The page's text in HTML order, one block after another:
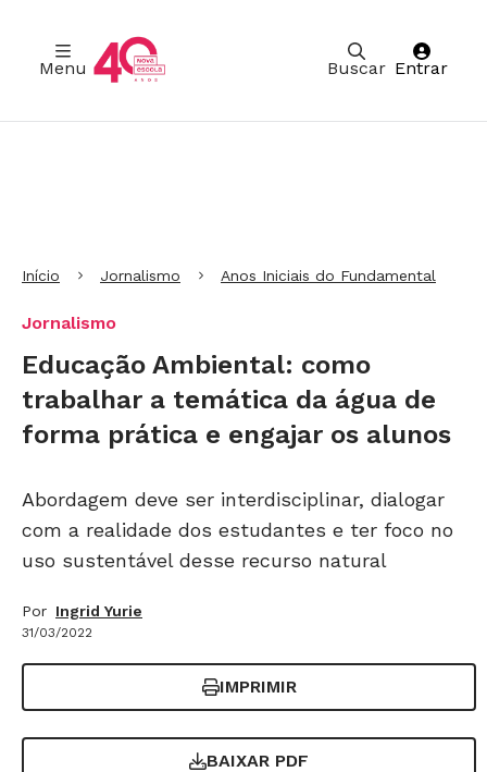
Buscar
Menu Entrar
Início Jornalismo Anos Iniciais do Fundamental
Jornalismo
Educação Ambiental: como
trabalhar a temática da água de
forma prática e engajar os alunos
Abordagem deve ser interdisciplinar, dialogar
com a realidade dos estudantes e ter foco no
uso sustentável desse recurso natural
Por Ingrid Yurie
31/03/2022
IMPRIMIR
BAIXAR PDF